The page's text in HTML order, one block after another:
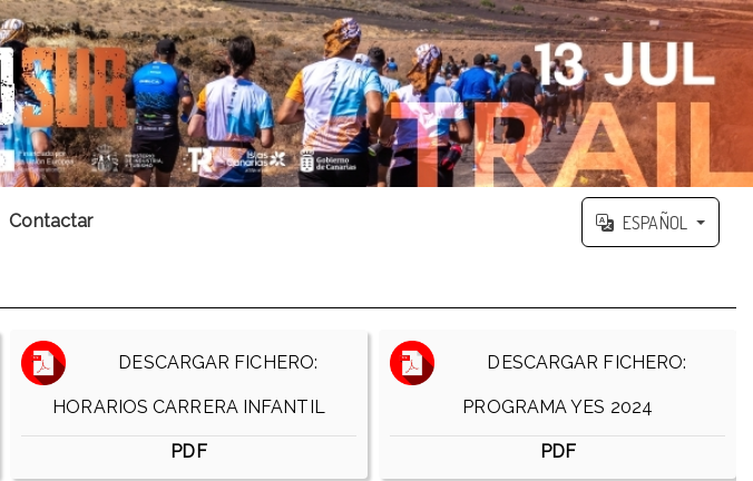
Contactar ESPAÑOL
DESCARGAR FICHERO:
HORARIOS CARRERA INFANTIL
PDF
DESCARGAR FICHERO:
PROGRAMA YES 2024
PDF